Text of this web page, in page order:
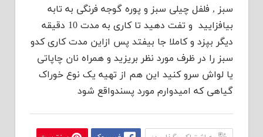
سبز , فلفل چیلی سبز و پوره گوجه فرنگی به تابه
بیافزایید و تفت دهید تا کاری به مدت 10 دقیقه
دیگر بپزد و کاملا جا بیفتد پس ازاین مدت کاری کدو
سبز را در ظرف مورد نظر بریزید و همراه نان چاپاتی
یا لواش سرو کنید این هم از تهیه یک نوع خوراک
گیاهی که امیدوارم مورد پسندواقع شود